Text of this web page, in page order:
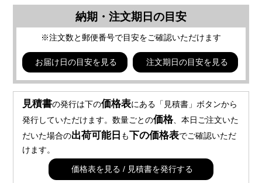
納期・注文期日の目安
※注文数と郵便番号で目安をご確認いただけます
お届け日の目安を見る 注文期日の目安を見る
見積書の発行は下の価格表にある「見積書」ボタンから
発行していただけます。数量ごとの価格、本日ご注文いた
だいた場合の出荷可能日 も下の価格表でご確認いただ
けます。
価格表を見る / 見積書を発行する